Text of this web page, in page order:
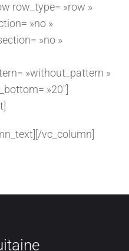
row_type= »row »
»no »
»no »
»without_pattern »
»20″]
vc_column]